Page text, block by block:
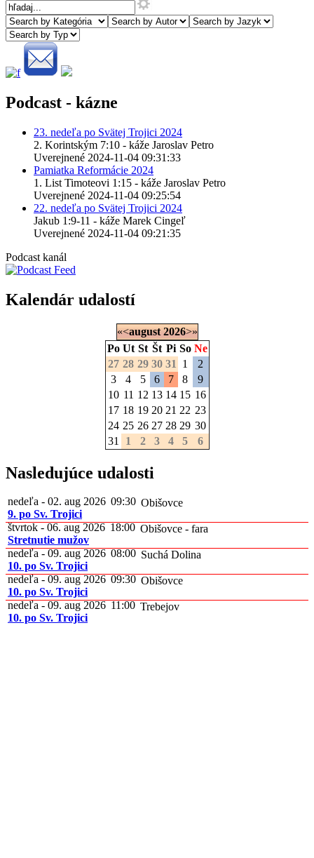
Podcast - kázne
23. nedeľa po Svätej Trojici 2024
2. Korintským 7:10 - káže Jaroslav Petro
Uverejnené 2024-11-04 09:31:33
Pamiatka Reformácie 2024
1. List Timoteovi 1:15 - káže Jaroslav Petro
Uverejnené 2024-11-04 09:25:54
22. nedeľa po Svätej Trojici 2024
Jakub 1:9-11 - káže Marek Cingeľ
Uverejnené 2024-11-04 09:21:35
Podcast kanál
Kalendár udalostí
«<august 2026>»
Po Ut St Št Pi So Ne
27 28 29 30 31 1
2
3
4 5 6 7 8
9
10 11 12 13 14 15 16
17 18 19 20 21 22 23
24 25 26 27 28 29 30
31
1 2 3 4 5 6
Nasledujúce udalosti
nedeľa - 02. aug 2026 09:30 Obišovce
9. po Sv. Trojici
štvrtok - 06. aug 2026 18:00 Obišovce - fara
Stretnutie mužov
nedeľa - 09. aug 2026 08:00 Suchá Dolina
10. po Sv. Trojici
nedeľa - 09. aug 2026 09:30 Obišovce
10. po Sv. Trojici
nedeľa - 09. aug 2026 11:00 Trebejov
10. po Sv. Trojici